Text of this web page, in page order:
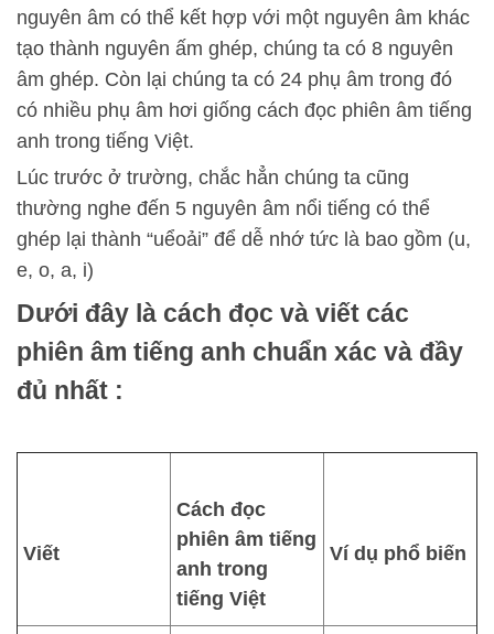
nguyên âm có thể kết hợp với một nguyên âm khác
tạo thành nguyên ấm ghép, chúng ta có 8 nguyên
âm ghép. Còn lại chúng ta có 24 phụ âm trong đó
có nhiều phụ âm hơi giống cách đọc phiên âm tiếng
anh trong tiếng Việt.
Lúc trước ở trường, chắc hẳn chúng ta cũng
thường nghe đến 5 nguyên âm nổi tiếng có thể
ghép lại thành “uểoải” để dễ nhớ tức là bao gồm (u,
e, o, a, i)
Dưới đây là cách đọc và viết các
phiên âm tiếng anh chuẩn xác và đầy
đủ nhất :
Viết
Cách đọc
phiên âm tiếng
anh trong
tiếng Việt
Ví dụ phổ biến